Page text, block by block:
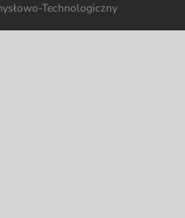
Technologiczny